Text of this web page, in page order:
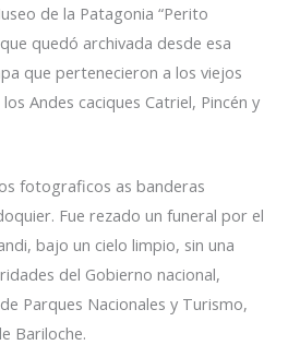
de la Patagonia “Perito
quedó archivada desde esa
que pertenecieron a los viejos
Andes caciques Catriel, Pincén y
fotograficos as banderas
Fue rezado un funeral por el
bajo un cielo limpio, sin una
del Gobierno nacional,
Parques Nacionales y Turismo,
Bariloche.